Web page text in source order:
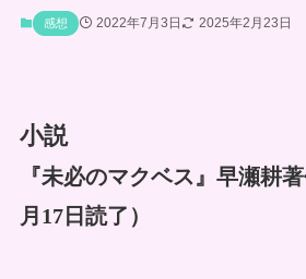
感想 2022年7月3日 2025年2月23日
小説
『未必のマクベス』早瀬耕
月17日読了）